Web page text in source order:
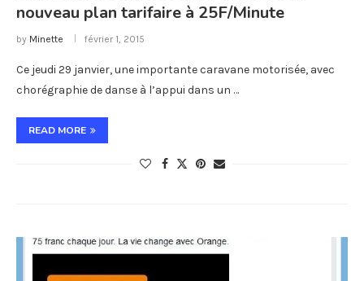
nouveau plan tarifaire à 25F/Minute
by Minette février 1, 2015
Ce jeudi 29 janvier, une importante caravane motorisée, avec
chorégraphie de danse à l’appui dans un …
READ MORE